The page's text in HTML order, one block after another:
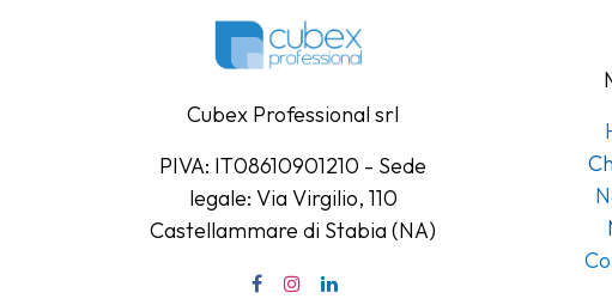
Cubex Professional srl
PIVA: IT08610901210 - Sede
legale: Via Virgilio, 110
Castellammare di Stabia (NA)